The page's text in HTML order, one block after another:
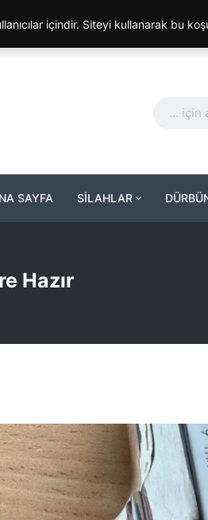
SAYFA SİLAHLAR
Hazır
içindir. Siteyi kullanarak bu